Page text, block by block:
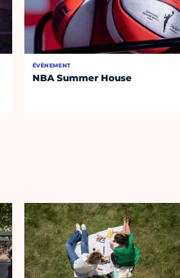
ÉVÈNEMENT
NBA Summer House